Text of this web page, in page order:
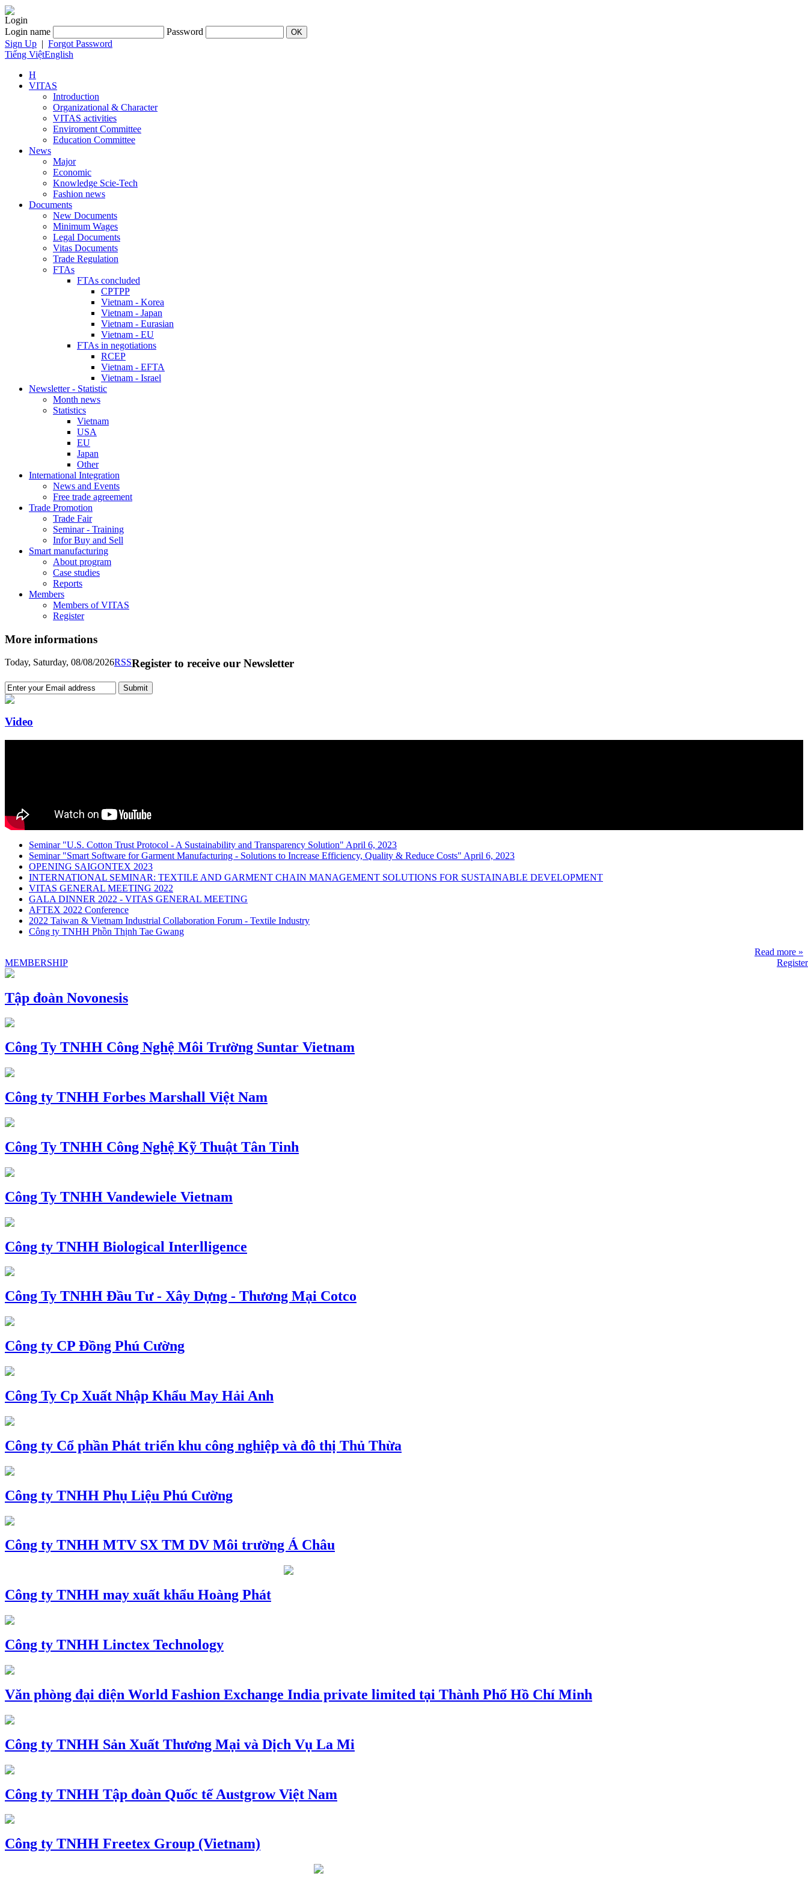
Login
Login name
Password
Sign Up | Forgot Password
Tiếng ViệtEnglish
H
VITAS
Introduction
Organizational & Character
VITAS activities
Enviroment Committee
Education Committee
News
Major
Economic
Knowledge Scie-Tech
Fashion news
Documents
New Documents
Minimum Wages
Legal Documents
Vitas Documents
Trade Regulation
FTAs
FTAs concluded
CPTPP
Vietnam - Korea
Vietnam - Japan
Vietnam - Eurasian
Vietnam - EU
FTAs in negotiations
RCEP
Vietnam - EFTA
Vietnam - Israel
Newsletter - Statistic
Month news
Statistics
Vietnam
USA
EU
Japan
Other
International Integration
News and Events
Free trade agreement
Trade Promotion
Trade Fair
Seminar - Training
Infor Buy and Sell
Smart manufacturing
About program
Case studies
Reports
Members
Members of VITAS
Register
More informations
Today, Saturday, 08/08/2026RSSRegister to receive our Newsletter
Video
Seminar "U.S. Cotton Trust Protocol - A Sustainability and Transparency Solution" April 6, 2023
Seminar "Smart Software for Garment Manufacturing - Solutions to Increase Efficiency, Quality & Reduce Costs" April 6, 2023
OPENING SAIGONTEX 2023
INTERNATIONAL SEMINAR: TEXTILE AND GARMENT CHAIN MANAGEMENT SOLUTIONS FOR SUSTAINABLE DEVELOPMENT
VITAS GENERAL MEETING 2022
GALA DINNER 2022 - VITAS GENERAL MEETING
AFTEX 2022 Conference
2022 Taiwan & Vietnam Industrial Collaboration Forum - Textile Industry
Công ty TNHH Phồn Thịnh Tae Gwang
Read more »
MEMBERSHIP
Register
Tập đoàn Novonesis
Công Ty TNHH Công Nghệ Môi Trường Suntar Vietnam
Công ty TNHH Forbes Marshall Việt Nam
Công Ty TNHH Công Nghệ Kỹ Thuật Tân Tinh
Công Ty TNHH Vandewiele Vietnam
Công ty TNHH Biological Interlligence
Công Ty TNHH Đầu Tư - Xây Dựng - Thương Mại Cotco
Công ty CP Đồng Phú Cường
Công Ty Cp Xuất Nhập Khẩu May Hải Anh
Công ty Cổ phần Phát triển khu công nghiệp và đô thị Thủ Thừa
Công ty TNHH Phụ Liệu Phú Cường
Công ty TNHH MTV SX TM DV Môi trường Á Châu
Công ty TNHH may xuất khẩu Hoàng Phát
Công ty TNHH Linctex Technology
Văn phòng đại diện World Fashion Exchange India private limited tại Thành Phố Hồ Chí Minh
Công ty TNHH Sản Xuất Thương Mại và Dịch Vụ La Mi
Công ty TNHH Tập đoàn Quốc tế Austgrow Việt Nam
Công ty TNHH Freetex Group (Vietnam)